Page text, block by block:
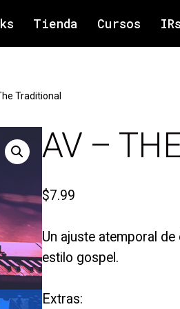
Tienda Cursos IRs
Traditional
AV –
$7.99
Un ajuste atemporal
estilo gospel.
Extras: